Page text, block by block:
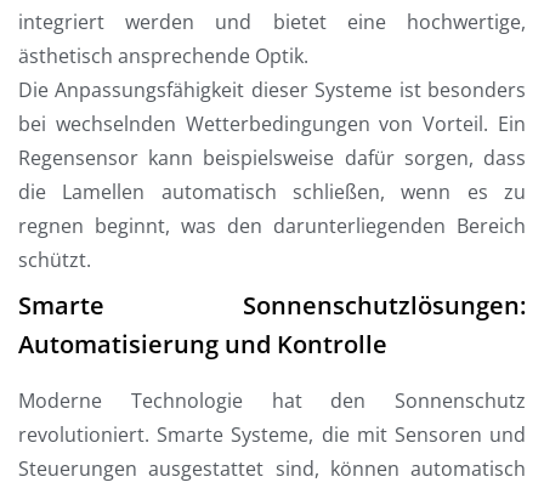
integriert werden und bietet eine hochwertige,
ästhetisch ansprechende Optik.
Die Anpassungsfähigkeit dieser Systeme ist besonders
bei wechselnden Wetterbedingungen von Vorteil. Ein
Regensensor kann beispielsweise dafür sorgen, dass
die Lamellen automatisch schließen, wenn es zu
regnen beginnt, was den darunterliegenden Bereich
schützt.
Smarte Sonnenschutzlösungen:
Automatisierung und Kontrolle
Moderne Technologie hat den Sonnenschutz
revolutioniert. Smarte Systeme, die mit Sensoren und
Steuerungen ausgestattet sind, können automatisch